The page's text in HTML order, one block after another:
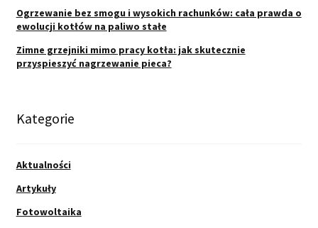
Ogrzewanie bez smogu i wysokich rachunków: cała prawda o
ewolucji kotłów na paliwo stałe
Zimne grzejniki mimo pracy kotła: jak skutecznie
przyspieszyć nagrzewanie pieca?
Kategorie
Aktualności
Artykuły
Fotowoltaika